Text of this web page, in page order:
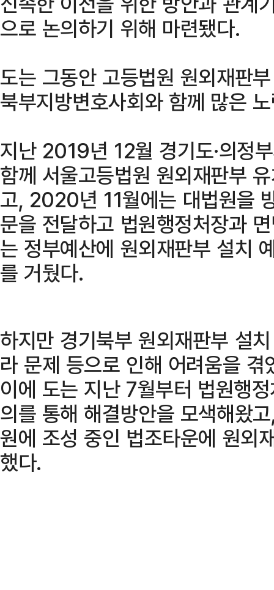
으로 논의하기 위해 마련됐다.
도는 그동안 고등법원 원외재판
북부지방변호사회와 함께 많은
지난 2019년 12월 경기도·의정
함께 서울고등법원 원외재판부
고, 2020년 11월에는 대법원을
문을 전달하고 법원행정처장과
는 정부예산에 원외재판부 설치
를 거뒀다.
하지만 경기북부 원외재판부 설
라 문제 등으로 인해 어려움을 겪
이에 도는 지난 7월부터 법원행
의를 통해 해결방안을 모색해왔
원에 조성 중인 법조타운에 원외
했다.